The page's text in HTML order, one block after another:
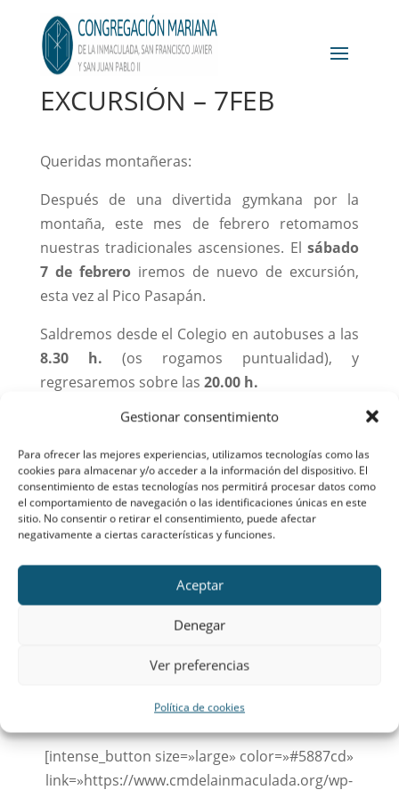
Gestionar consentimiento
Para ofrecer las mejores experiencias, utilizamos tecnologías como las
cookies para almacenar y/o acceder a la información del dispositivo. El
consentimiento de estas tecnologías nos permitirá procesar datos como
el comportamiento de navegación o las identificaciones únicas en este
sitio. No consentir o retirar el consentimiento, puede afectar
negativamente a ciertas características y funciones.
Aceptar
Denegar
Ver preferencias
Política de cookies
EXCURSIÓN – 7FEB
Queridas montañeras:
Después de una divertida gymkana por la
montaña, este mes de febrero retomamos
nuestras tradicionales ascensiones. Elsábado
7 de febreroiremos de nuevo de excursión,
esta vez al Pico Pasapán.
Saldremos desde el Colegio en autobuses a las
8.30 h. (os rogamos puntualidad), y
regresaremos sobre las 20.00 h.
El precio de la excursión es de12 €.
No os olvidéis de traer lo habitual: la comida
del día, cantimplora, capa de agua, botas,
gorra, crema solar, y ¡muchas ganasde pasar
un día estupendo rodeado de todos los
¡OS ESPERAMOS A TODAS CON GRAN
ILUSIÓN!
4 de febrero
[intense_button size=»large» color=»#5887cd»
link=»https://www.cmdelainmaculada.org/wp-